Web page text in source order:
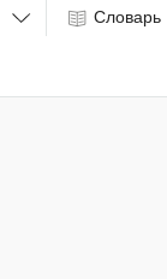
Словарь